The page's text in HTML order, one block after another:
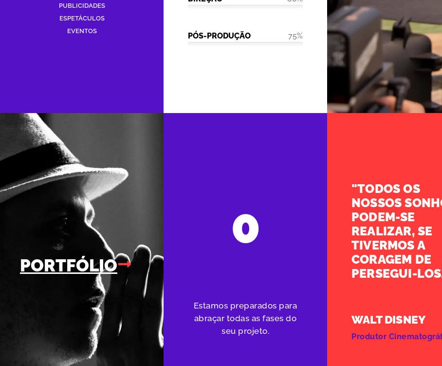
PUBLICIDADES
ESPETÁCULOS
EVENTOS
PÓS-PRODUÇÃO 75%
PORTFÓLIO
0
Estamos preparados para
abraçar todas as fases do
seu projeto.
"TODOS OS
NOSSOS
PODEM-SE
REALIZAR, SE
TIVERMOS A
CORAGEM DE
PERSEGUI-
WALT DISNEY
Produtor